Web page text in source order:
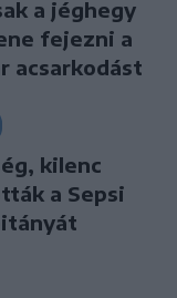
a jéghegy
fejezni a
acsarkodást
kilenc
a Sepsi